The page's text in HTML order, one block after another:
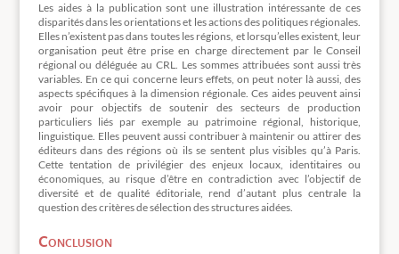
Les aides à la publication sont une illustration intéressante de ces
disparités dans les orientations et les actions des politiques régionales.
Elles n’existent pas dans toutes les régions, et lorsqu’elles existent, leur
organisation peut être prise en charge directement par le Conseil
régional ou déléguée au CRL. Les sommes attribuées sont aussi très
variables. En ce qui concerne leurs effets, on peut noter là aussi, des
aspects spécifiques à la dimension régionale. Ces aides peuvent ainsi
avoir pour objectifs de soutenir des secteurs de production
particuliers liés par exemple au patrimoine régional, historique,
linguistique. Elles peuvent aussi contribuer à maintenir ou attirer des
éditeurs dans des régions où ils se sentent plus visibles qu’à Paris.
Cette tentation de privilégier des enjeux locaux, identitaires ou
économiques, au risque d’être en contradiction avec l’objectif de
diversité et de qualité éditoriale, rend d’autant plus centrale la
question des critères de sélection des structures aidées.
Conclusion